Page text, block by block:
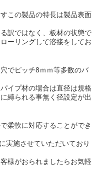
この製品の特長は製品表面
訳ではなく、板材の状態で
ーリングして溶接をしてお
でピッチ8ｍｍ等多数のバ
イプ材の場合は直径は規格
縛られる事無く径設定が出
柔軟に対応することができ
実施させていただいており
様がおられましたらお気軽